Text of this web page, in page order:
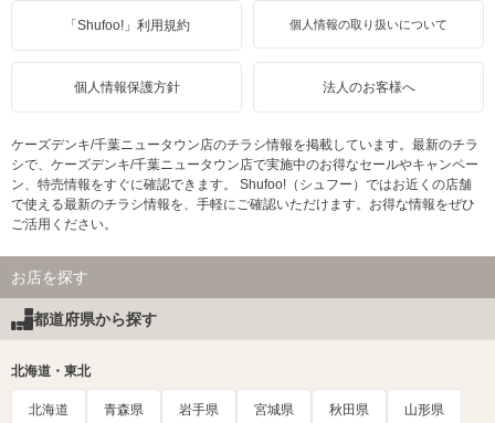
「Shufoo!」利用規約 個人情報の取り扱いについて
個人情報保護方針 法人のお客様へ
ケーズデンキ/千葉ニュータウン店のチラシ情報を掲載しています。最新のチラ
シで、ケーズデンキ/千葉ニュータウン店で実施中のお得なセールやキャンペー
ン、特売情報をすぐに確認できます。 Shufoo!（シュフー）ではお近くの店舗
で使える最新のチラシ情報を、手軽にご確認いただけます。お得な情報をぜひ
ご活用ください。
お店を探す
都道府県から探す
北海道・東北
北海道 青森県 岩手県 宮城県 秋田県 山形県